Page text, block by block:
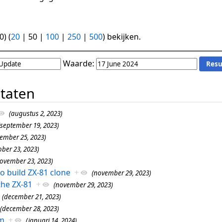
) (20 | 50 | 100 | 250 | 500) bekijken.
Waarde:
(augustus 2, 2023)
19, 2023)
25, 2023)
23, 2023)
23, 2023)
build ZX-81 clone + (november 29, 2023)
ZX-81 +
(november 29, 2023)
(december 21, 2023)
(december 28, 2023)
+